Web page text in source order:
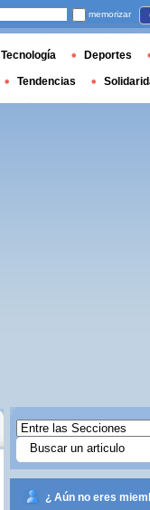
¿ Aún no eres
memorizar
Tecnología Deportes
Tendencias